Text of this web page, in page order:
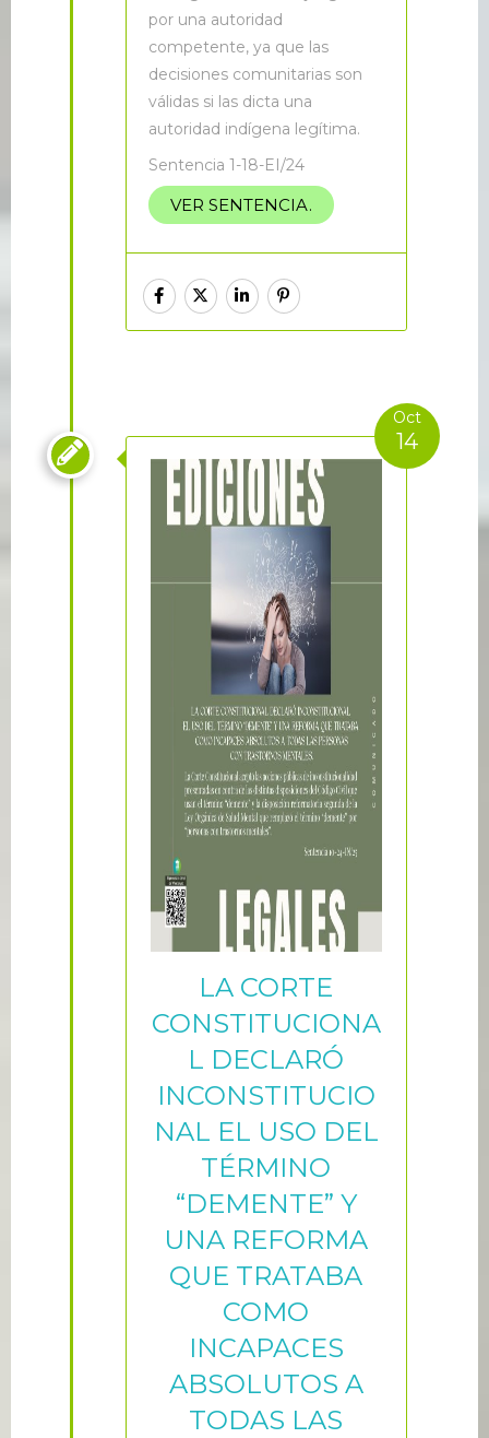
por una autoridad
competente, ya que las
decisiones comunitarias son
válidas si las dicta una
autoridad indígena legítima.
Sentencia 1-18-EI/24
VER SENTENCIA.

LA CORTE
CONSTITUCIONA
L DECLARÓ
INCONSTITUCIO
NAL EL USO DEL
TÉRMINO
“DEMENTE” Y
UNA REFORMA
QUE TRATABA
COMO
INCAPACES
ABSOLUTOS A
TODAS LAS
Oct
14